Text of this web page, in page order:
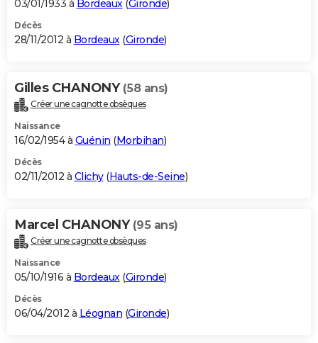
03/01/1933 à Bordeaux(Gironde)
Décès
28/11/2012 à Bordeaux(Gironde)
Gilles CHANONY (58 ans)
Créer une cagnotte obsèques
Naissance
16/02/1954 à Guénin (Morbihan)
Décès
02/11/2012 à Clichy(Hauts-de-Seine)
Marcel CHANONY (95 ans)
Créer une cagnotte obsèques
Naissance
05/10/1916 à Bordeaux(Gironde)
Décès
06/04/2012 à Léognan (Gironde)